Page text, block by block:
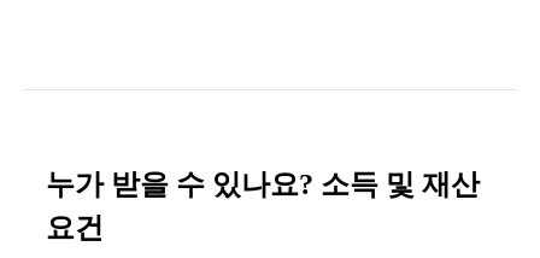
누가 받을 수 있나요? 소득 및 재산
요건